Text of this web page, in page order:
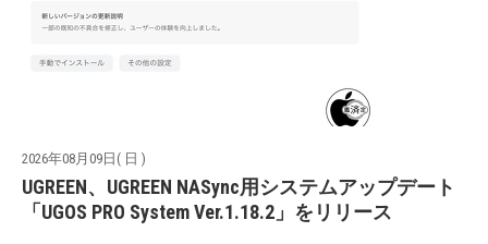
2026年08月09日( 日 )
UGREEN、UGREEN NASync用システムアップデート
「UGOS PRO System Ver.1.18.2」をリリース